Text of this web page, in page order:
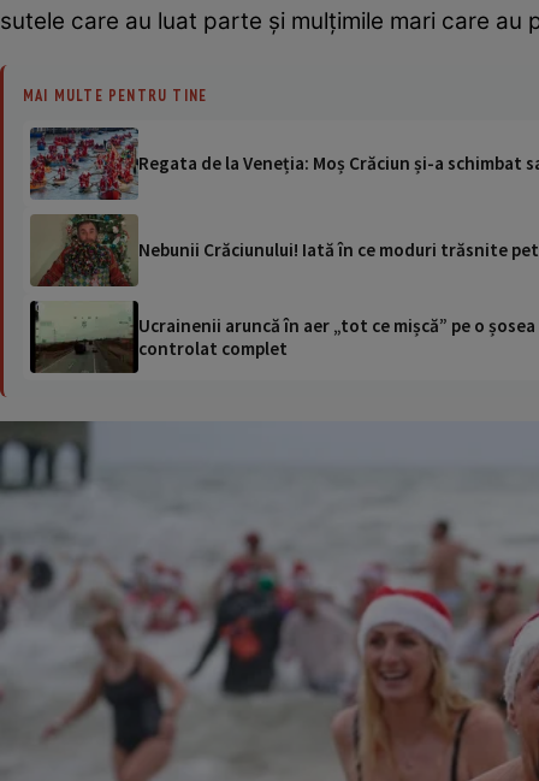
sutele care au luat parte și mulțimile mari care
MAI MULTE PENTRU TINE
Regata de la Veneția: Moș Crăciun și-a schimbat
Nebunii Crăciunului! Iată în ce moduri trăsnite
Ucrainenii aruncă în aer „tot ce mișcă” pe o
controlat complet